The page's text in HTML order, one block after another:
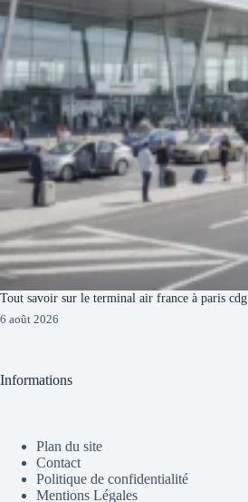
Tout savoir sur le terminal air france à paris cdg
6 août 2026
Informations
Plan du site
Contact
Politique de confidentialité
Mentions Légales